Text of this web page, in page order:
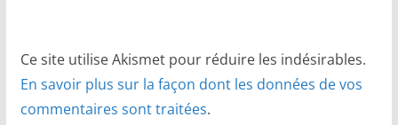
Ce site utilise Akismet pour réduire les indésirables.
En savoir plus sur la façon dont les données de vos
commentaires sont traitées.